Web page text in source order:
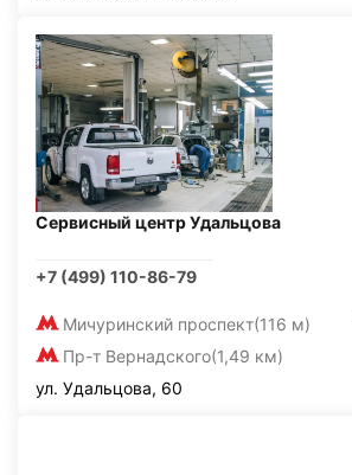
Сервисный центр Удальцова
+7 (499) 110-86-79
Мичуринский проспект(116 м)
Пр-т Вернадского(1,49 км)
ул. Удальцова, 60